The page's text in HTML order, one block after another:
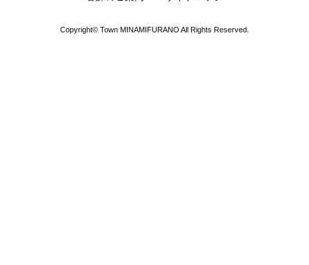
Copyright© Town MINAMIFURANO All Rights Reserved.